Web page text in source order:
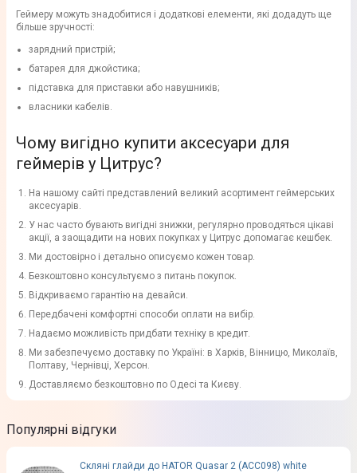
Геймеру можуть знадобитися і додаткові елементи, які додадуть ще
більше зручності:
зарядний пристрій;
батарея для джойстика;
підставка для приставки або навушників;
власники кабелів.
Чому вигідно купити аксесуари для
геймерів у Цитрус?
На нашому сайті представлений великий асортимент геймерських
аксесуарів.
У нас часто бувають вигідні знижки, регулярно проводяться цікаві
акції, а заощадити на нових покупках у Цитрус допомагає кешбек.
Ми достовірно і детально описуємо кожен товар.
Безкоштовно консультуємо з питань покупок.
Відкриваємо гарантію на девайси.
Передбачені комфортні способи оплати на вибір.
Надаємо можливість придбати техніку в кредит.
Ми забезпечуємо доставку по Україні: в Харків, Вінницю, Миколаїв,
Полтаву, Чернівці, Херсон.
Доставляємо безкоштовно по Одесі та Києву.
Популярні відгуки
Скляні глайди до HATOR Quasar 2 (ACC098) white